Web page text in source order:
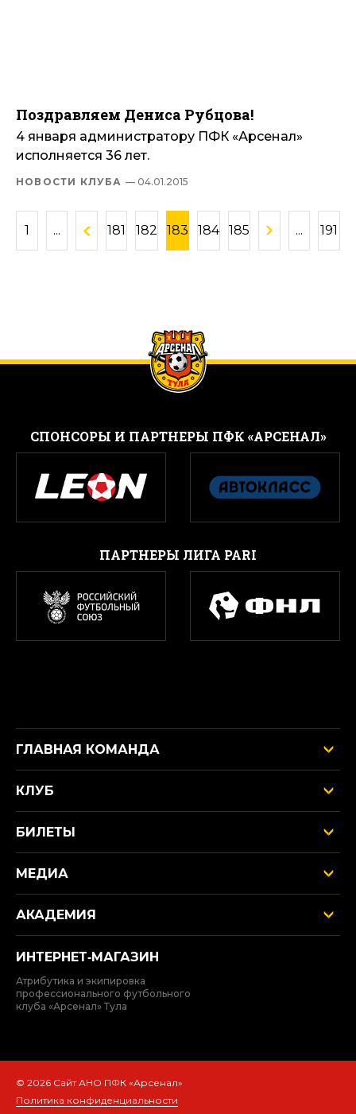
Поздравляем Дениса Рубцова!
4 января администратору ПФК «Арсенал»
исполняется 36 лет.
НОВОСТИ КЛУБА — 04.01.2015
1 ... 181 182 183 184 185 ... 191
CПОНСОРЫ И ПАРТНЕРЫ ПФК «АРСЕНАЛ»
ПАРТНЕРЫ ЛИГА PARI
ГЛАВНАЯ КОМАНДА
КЛУБ
БИЛЕТЫ
МЕДИА
АКАДЕМИЯ
ИНТЕРНЕТ‑МАГАЗИН
Атрибутика и экипировка
профессионального футбольного
клуба «Арсенал» Тула
© 2026 Сайт АНО ПФК «Арсенал»
Политика конфиденциальности